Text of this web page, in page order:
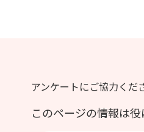
アンケートにご協力くだ
このページの情報は